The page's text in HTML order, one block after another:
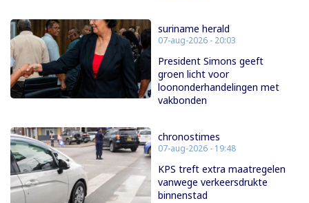
suriname herald
07-aug-2026 - 20:03
President Simons geeft
groen licht voor
loononderhandelingen met
vakbonden
chronostimes
07-aug-2026 - 19:48
KPS treft extra maatregelen
vanwege verkeersdrukte
binnenstad